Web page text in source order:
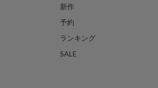
新作
予約
ランキング
SALE